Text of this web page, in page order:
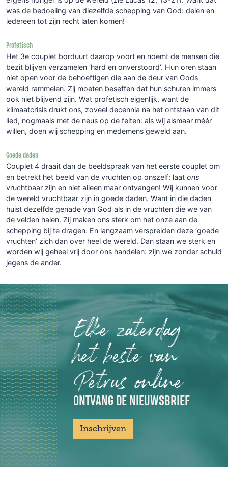
was de bedoeling van diezelfde schepping van God: delen en
iedereen tot zijn recht laten komen!
Profetisch
Het 3e couplet borduurt daarop voort en noemt de mensen die
bezit blijven verzamelen ‘hard en onverstoord’. Hun oren staan
niet open voor de behoeftigen die aan de deur van Gods
wereld rammelen. Zij moeten beseffen dat hun schuren immers
ook niet blijvend zijn. Wat profetisch eigenlijk, want de
klimaatcrisis drukt ons, zoveel decennia na het ontstaan van dit
lied, nogmaals met de neus op de feiten: als wij alsmaar méér
willen, doen wij schepping en medemens geweld aan.
Goede daden
Couplet 4 draait dan de beeldspraak van het eerste couplet om
en betrekt het beeld van de vruchten op onszelf: laat ons
vruchtbaar zijn en niet alleen maar ontvangen! Wij kunnen voor
de wereld vruchtbaar zijn in goede daden. Want in die daden
huist dezelfde genade van God als in de vruchten die we van
de velden halen. Zij maken ons sterk om het onze aan de
schepping bij te dragen. En langzaam verspreiden deze ‘goede
vruchten’ zich dan over heel de wereld. Dan staan we sterk en
worden wij geheel vrij door ons handelen: zijn we zonder schuld
jegens de ander.
Elke zaterdag
het beste van
Petrus online
ONTVANG DE NIEUWSBRIEF
Inschrijven